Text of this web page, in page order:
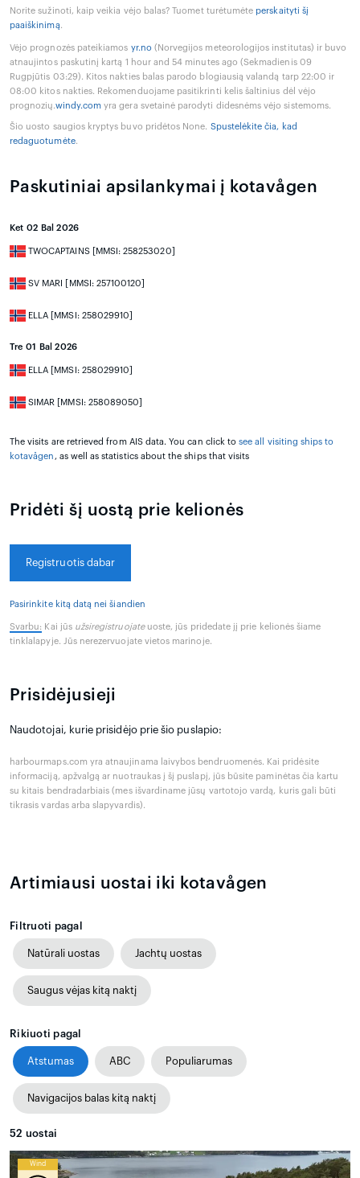
Norite sužinoti, kaip veikia vėjo balas? Tuomet turėtumėte perskaityti šį
paaiškinimą.
Vėjo prognozės pateikiamos yr.no (Norvegijos meteorologijos institutas) ir buvo
atnaujintos paskutinį kartą 1 hour and 54 minutes ago (Sekmadienis 09
Rugpjūtis 03:29). Kitos nakties balas parodo blogiausią valandą tarp 22:00 ir
08:00 kitos nakties. Rekomenduojame pasitikrinti kelis šaltinius dėl vėjo
prognozių.windy.com yra gera svetainė parodyti didesnėms vėjo sistemoms.
Šio uosto saugios kryptys buvo pridėtos None. Spustelėkite čia, kad
redaguotumėte.
Paskutiniai apsilankymai į kotavågen
Ket 02 Bal 2026
TWOCAPTAINS [MMSI: 258253020]
SV MARI [MMSI: 257100120]
ELLA [MMSI: 258029910]
Tre 01 Bal 2026
ELLA [MMSI: 258029910]
SIMAR [MMSI: 258089050]
The visits are retrieved from AIS data. You can click tosee all visiting ships to
kotavågen , as well as statistics about the ships that visits
Pridėti šį uostą prie kelionės
Registruotis dabar
Pasirinkite kitą datą nei šiandien
Svarbu: Kai jūs užsiregistruojateuoste, jūs pridedate jį prie kelionės šiame
tinklalapyje. Jūs nerezervuojate vietos marinoje.
Prisidėjusieji
Naudotojai, kurie prisidėjo prie šio puslapio:
harbourmaps.com yra atnaujinama laivybos bendruomenės. Kai pridėsite
informaciją, apžvalgą ar nuotraukas į šį puslapį, jūs būsite paminėtas čia kartu
su kitais bendradarbiais (mes išvardiname jūsų vartotojo vardą, kuris gali būti
tikrasis vardas arba slapyvardis).
Artimiausi uostai iki kotavågen
Filtruoti pagal
Natūrali uostas Jachtų uostas
Saugus vėjas kitą naktį
Rikiuoti pagal
Atstumas ABC Populiarumas
Navigacijos balas kitą naktį
52 uostai
Wind